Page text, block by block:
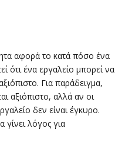
αφορά το κατά πόσο ένα
ότι ένα εργαλείο μπορεί να
Για παράδειγμα,
αξιόπιστο, αλλά αν οι
δεν είναι έγκυρο.
γίνει λόγος για